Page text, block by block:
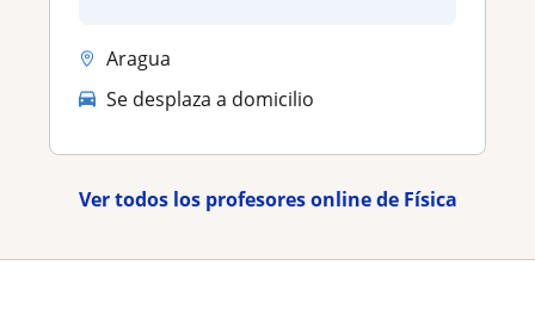
Aragua
Se desplaza a domicilio
Ver todos los profesores online de Física